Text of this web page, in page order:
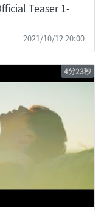
Teaser 1-
2021/10/12 20:00
4分23秒